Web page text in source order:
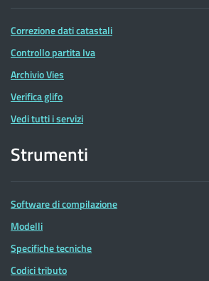
Correzione dati catastali
Controllo partita Iva
Archivio Vies
Verifica glifo
Vedi tutti i servizi
Strumenti
Software di compilazione
Modelli
Specifiche tecniche
Codici tributo